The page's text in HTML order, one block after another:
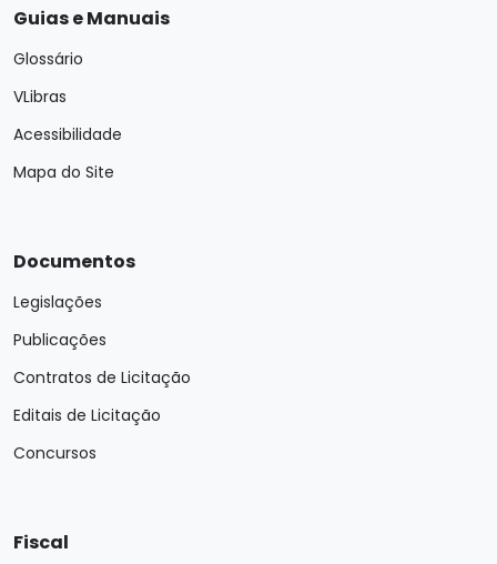
Guias e Manuais
Glossário
VLibras
Acessibilidade
Mapa do Site
Documentos
Legislações
Publicações
Contratos de Licitação
Editais de Licitação
Concursos
Fiscal